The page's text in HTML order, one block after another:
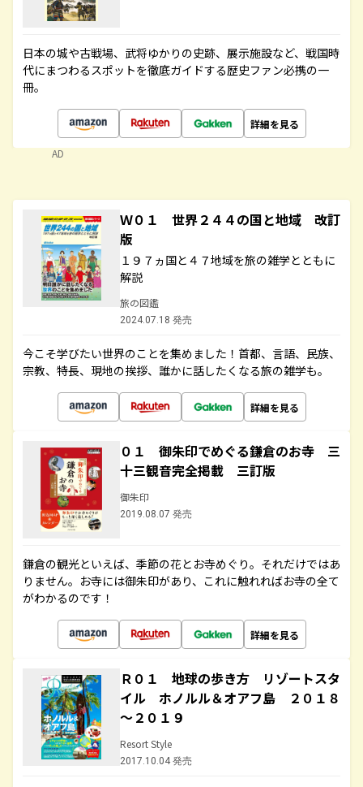
日本の城や古戦場、武将ゆかりの史跡、展示施設など、戦国時
代にまつわるスポットを徹底ガイドする歴史ファン必携の一
冊。
詳細を見る
AD
Ｗ０１ 世界２４４の国と地域 改訂
版
１９７ヵ国と４７地域を旅の雑学とともに
解説
旅の図鑑
2024.07.18 発売
今こそ学びたい世界のことを集めました！首都、言語、民族、
宗教、特長、現地の挨拶、誰かに話したくなる旅の雑学も。
詳細を見る
０１ 御朱印でめぐる鎌倉のお寺 三
十三観音完全掲載 三訂版
御朱印
2019.08.07 発売
鎌倉の観光といえば、季節の花とお寺めぐり。それだけではあ
りません。お寺には御朱印があり、これに触れればお寺の全て
がわかるのです！
詳細を見る
Ｒ０１ 地球の歩き方 リゾートスタ
イル ホノルル＆オアフ島 ２０１８
～２０１９
Resort Style
2017.10.04 発売